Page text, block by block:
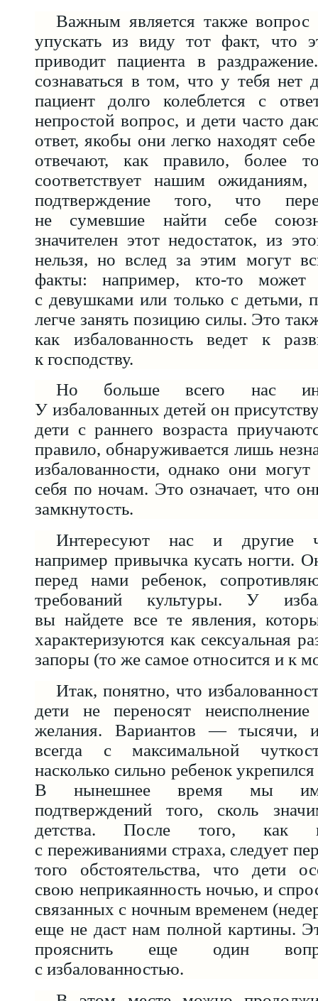
Важным является также
упускать из виду тот факт, что
приводит пациента в
сознаваться в том, что у тебя нет
пациент долго колеблется с
непростой вопрос, и дети часто
ответ, якобы они легко находят
отвечают, как правило, более
соответствует нашим
подтверждение того, что
не сумевшие найти себе
значителен этот недостаток, из
нельзя, но вслед за этим могут
факты: например, кто-то может
с девушками или только с детьми,
легче занять позицию силы. Это
как избалованность ведет к
к господству.
Но больше всего нас
У избалованных детей он
дети с раннего возраста
правило, обнаруживается лишь
избалованности, однако они могут
себя по ночам. Это означает, что
замкнутость.
Интересуют нас и другие
например привычка кусать ногти.
перед нами ребенок,
требований культуры. У
вы найдете все те явления,
характеризуются как сексуальная
запоры (то же самое относится и к
Итак, понятно, что
дети не переносят неисполнение
желания. Вариантов — тысячи,
всегда с максимальной
насколько сильно ребенок
В нынешнее время мы
подтверждений того, сколь
детства. После того, как
с переживаниями страха, следует
того обстоятельства, что дети
свою неприкаянность ночью, и
связанных с ночным временем
еще не даст нам полной картины.
прояснить еще один
с избалованностью.